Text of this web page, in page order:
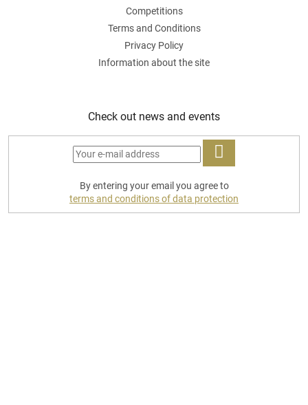
Competitions
Terms and Conditions
Privacy Policy
Information about the site
Check out news and events
LOG
IN
By entering your email you agree to
terms and conditions of data protection